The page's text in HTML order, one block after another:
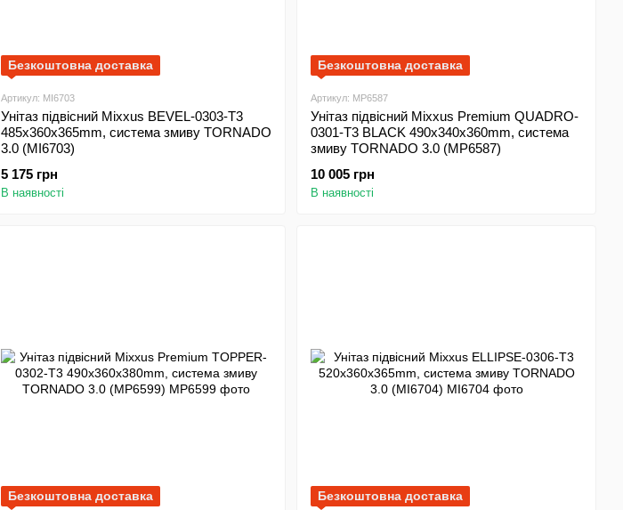
Безкоштовна доставка
Артикул: MI6703
Унітаз підвісний Mixxus BEVEL-0303-T3
485x360x365mm, система змиву TORNADO
3.0 (MI6703)
5 175 грн
В наявності
Безкоштовна доставка
Артикул: MP6587
Унітаз підвісний Mixxus Premium QUADRO-
0301-T3 BLACK 490х340х360mm, система
змиву TORNADO 3.0 (MP6587)
10 005 грн
В наявності
Безкоштовна доставка Безкоштовна доставка